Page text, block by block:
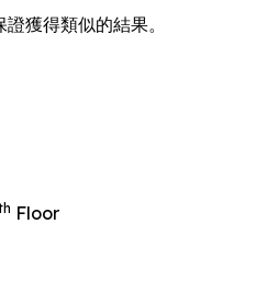
獲得類似的結果。
Floor